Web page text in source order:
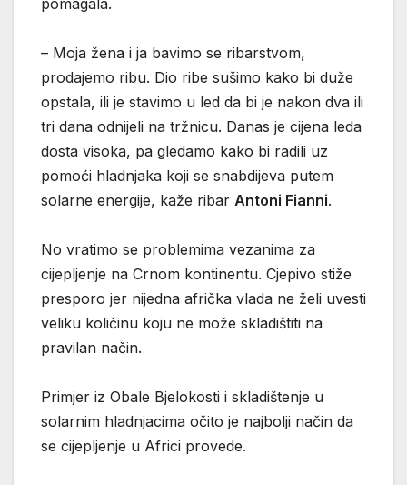
pomagala.
– Moja žena i ja bavimo se ribarstvom,
prodajemo ribu. Dio ribe sušimo kako bi duže
opstala, ili je stavimo u led da bi je nakon dva ili
tri dana odnijeli na tržnicu. Danas je cijena leda
dosta visoka, pa gledamo kako bi radili uz
pomoći hladnjaka koji se snabdijeva putem
solarne energije, kaže ribar Antoni Fianni.
No vratimo se problemima vezanima za
cijepljenje na Crnom kontinentu. Cjepivo stiže
presporo jer nijedna afrička vlada ne želi uvesti
veliku količinu koju ne može skladištiti na
pravilan način.
Primjer iz Obale Bjelokosti i skladištenje u
solarnim hladnjacima očito je najbolji način da
se cijepljenje u Africi provede.